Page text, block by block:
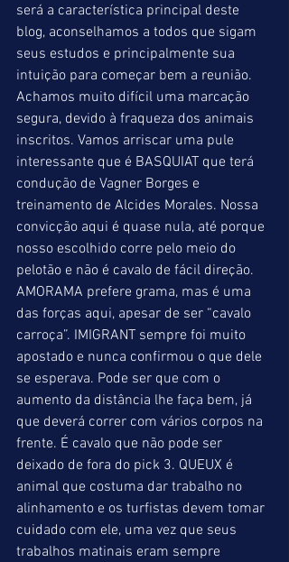
será a característica principal deste
blog, aconselhamos a todos que sigam
seus estudos e principalmente sua
intuição para começar bem a reunião.
Achamos muito difícil uma marcação
segura, devido à fraqueza dos animais
inscritos. Vamos arriscar uma pule
interessante que é BASQUIAT que terá
condução de Vagner Borges e
treinamento de Alcides Morales. Nossa
convicção aqui é quase nula, até porque
nosso escolhido corre pelo meio do
pelotão e não é cavalo de fácil direção.
AMORAMA prefere grama, mas é uma
das forças aqui, apesar de ser “cavalo
carroça”. IMIGRANT sempre foi muito
apostado e nunca confirmou o que dele
se esperava. Pode ser que com o
aumento da distância lhe faça bem, já
que deverá correr com vários corpos na
frente. É cavalo que não pode ser
deixado de fora do pick 3. QUEUX é
animal que costuma dar trabalho no
alinhamento e os turfistas devem tomar
cuidado com ele, uma vez que seus
trabalhos matinais eram sempre